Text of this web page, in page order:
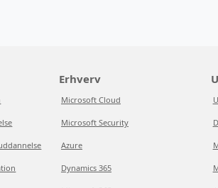
Erhverv
Microsoft Cloud
Microsoft Security
Azure
Dynamics 365